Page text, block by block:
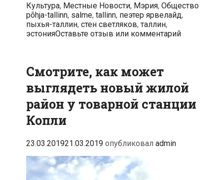
центра
«Сальме»
станет
Стен
Рубрики
Культура, Местные Новости, Мэрия, Общество
põhja-tallinn, salme, tallinn, пеэтер ярвелайд,
пыхья-таллин, стен светляков, таллин,
эстонияОставьте отзыв или комментарий
Смотрите, как может
выглядеть новый жилой
район у товарной станции
Копли
23.03.201921.03.2019 опубликовал admin